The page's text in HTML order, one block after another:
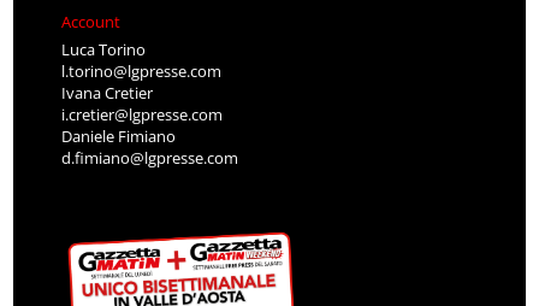
Account
Luca Torino
l.torino@lgpresse.com
Ivana Cretier
i.cretier@lgpresse.com
Daniele Fimiano
d.fimiano@lgpresse.com